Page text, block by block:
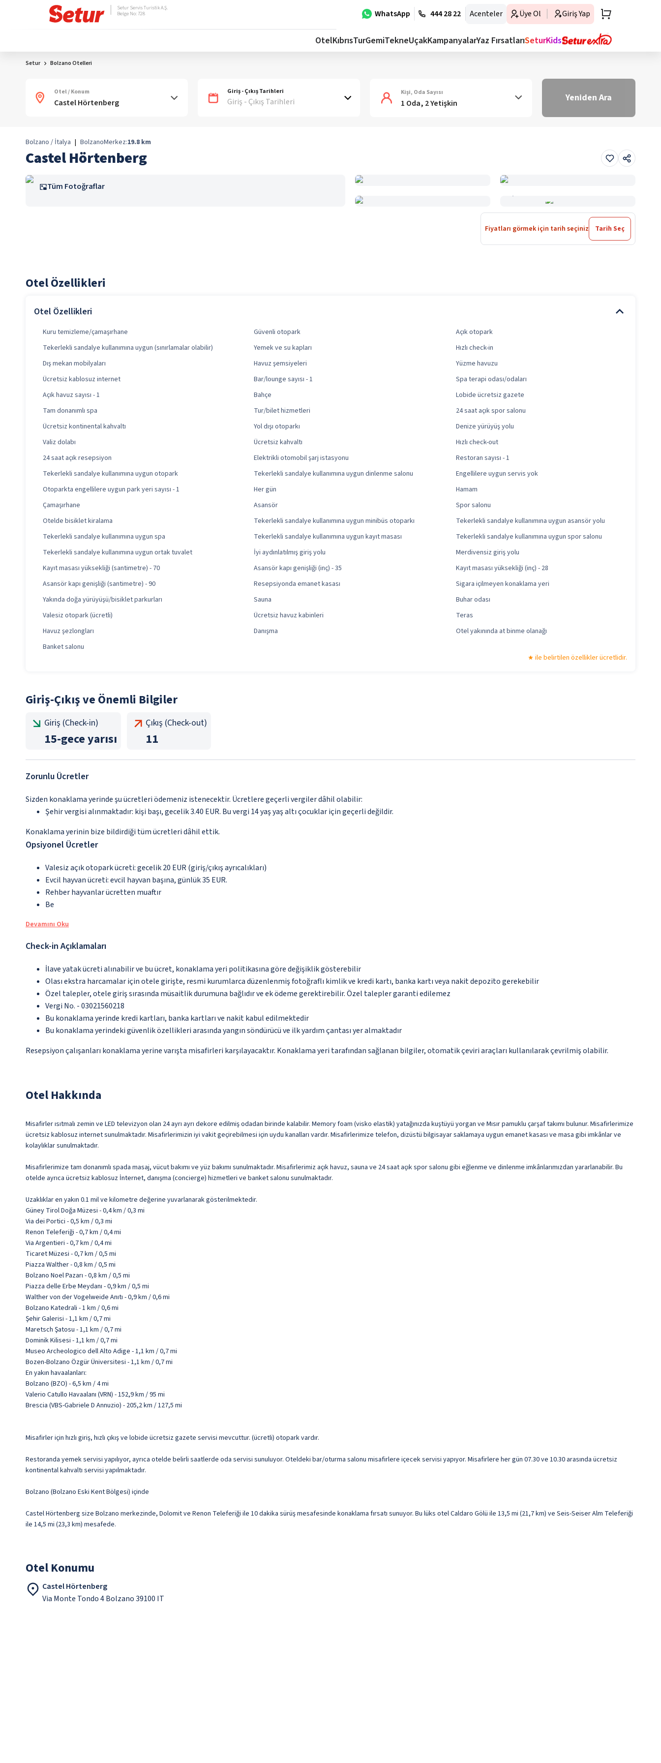
WhatsApp 444 28 22 Acenteler Üye Ol Giriş Yap
Setur Servis Turistik A.Ş.
Belge No: 728
OtelKıbrısTurGemiTekneUçakKampanyalarYaz FırsatlarıSeturKids
Setur Bolzano Otelleri
Otel / Konum Giriş - Çıkış Tarihleri
Giriş - Çıkış Tarihleri
Kişi, Oda Sayısı
1 Oda, 2 Yetişkin Yeniden Ara
Bolzano / İtalya | BolzanoMerkez:19.8 km
Castel Hörtenberg
Tüm Fotoğraflar
Fiyatları görmek için tarih seçiniz Tarih Seç
Otel Özellikleri
Otel Özellikleri
Kuru temizleme/çamaşırhane Güvenli otopark
Açık otopark
Tekerlekli sandalye kullanımına uygun (sınırlamalar olabilir)
Yemek ve su kapları
Hızlı check-in
Dış mekan mobilyaları
Havuz şemsiyeleri
Yüzme havuzu
Ücretsiz kablosuz internet
Bar/lounge sayısı - 1
Spa terapi odası/odaları
Açık havuz sayısı - 1
Bahçe
Lobide ücretsiz gazete
Tam donanımlı spa
Tur/bilet hizmetleri
24 saat açık spor salonu
Ücretsiz kontinental kahvaltı
Yol dışı otoparkı
Denize yürüyüş yolu
Valiz dolabı
Ücretsiz kahvaltı
Hızlı check-out
24 saat açık resepsiyon
Elektrikli otomobil şarj istasyonu
Restoran sayısı - 1
Tekerlekli sandalye kullanımına uygun otopark
Tekerlekli sandalye kullanımına uygun dinlenme salonu
Engellilere uygun servis yok
Otoparkta engellilere uygun park yeri sayısı - 1
Her gün
Hamam
Çamaşırhane
Asansör
Spor salonu
Otelde bisiklet kiralama
Tekerlekli sandalye kullanımına uygun minibüs otoparkı
Tekerlekli sandalye kullanımına uygun asansör yolu
Tekerlekli sandalye kullanımına uygun spa
Tekerlekli sandalye kullanımına uygun kayıt masası
Tekerlekli sandalye kullanımına uygun spor salonu
Tekerlekli sandalye kullanımına uygun ortak tuvalet
İyi aydınlatılmış giriş yolu
Merdivensiz giriş yolu
Kayıt masası yüksekliği (santimetre) - 70
Asansör kapı genişliği (inç) - 35
Kayıt masası yüksekliği (inç) - 28
Asansör kapı genişliği (santimetre) - 90
Resepsiyonda emanet kasası
Sigara içilmeyen konaklama yeri
Yakında doğa yürüyüşü/bisiklet parkurları
Sauna
Buhar odası
Valesiz otopark (ücretli)
Ücretsiz havuz kabinleri
Teras
Havuz şezlongları
Danışma
Otel yakınında at binme olanağı
Banket salonu
ile belirtilen özellikler ücretlidir.
Giriş-Çıkış ve Önemli Bilgiler
Giriş (Check-in)
15-gece yarısı
Çıkış (Check-out)
11
Zorunlu Ücretler
Sizden konaklama yerinde şu ücretleri ödemeniz istenecektir. Ücretlere geçerli vergiler dâhil olabilir:
Şehir vergisi alınmaktadır: kişi başı, gecelik 3.40 EUR. Bu vergi 14 yaş yaş altı çocuklar için geçerli değildir.
Konaklama yerinin bize bildirdiği tüm ücretleri dâhil ettik.
Opsiyonel Ücretler
Valesiz açık otopark ücreti: gecelik 20 EUR (giriş/çıkış ayrıcalıkları)
Evcil hayvan ücreti: evcil hayvan başına, günlük 35 EUR.
Rehber hayvanlar ücretten muaftır
Be
Devamını Oku
Check-in Açıklamaları
İlave yatak ücreti alınabilir ve bu ücret, konaklama yeri politikasına göre değişiklik gösterebilir
Olası ekstra harcamalar için otele girişte, resmi kurumlarca düzenlenmiş fotoğraflı kimlik ve kredi kartı, banka kartı veya nakit depozito gerekebilir
Özel talepler, otele giriş sırasında müsaitlik durumuna bağlıdır ve ek ödeme gerektirebilir. Özel talepler garanti edilemez
Vergi No. - 03021560218
Bu konaklama yerinde kredi kartları, banka kartları ve nakit kabul edilmektedir
Bu konaklama yerindeki güvenlik özellikleri arasında yangın söndürücü ve ilk yardım çantası yer almaktadır
Resepsiyon çalışanları konaklama yerine varışta misafirleri karşılayacaktır. Konaklama yeri tarafından sağlanan bilgiler, otomatik çeviri araçları kullanılarak çevrilmiş olabilir.
Otel Hakkında
Misafirler ısıtmalı zemin ve LED televizyon olan 24 ayrı ayrı dekore edilmiş odadan birinde kalabilir. Memory foam (visko elastik) yatağınızda kuştüyü yorgan ve Mısır pamuklu çarşaf takımı bulunur. Misafirlerimize
ücretsiz kablosuz internet sunulmaktadır. Misafirlerimizin iyi vakit geçirebilmesi için uydu kanalları vardır. Misafirlerimize telefon, dizüstü bilgisayar saklamaya uygun emanet kasası ve masa gibi imkânlar ve
kolaylıklar sunulmaktadır.
Misafirlerimize tam donanımlı spada masaj, vücut bakımı ve yüz bakımı sunulmaktadır. Misafirlerimiz açık havuz, sauna ve 24 saat açık spor salonu gibi eğlenme ve dinlenme imkânlarımızdan yararlanabilir. Bu
otelde ayrıca ücretsiz kablosuz İnternet, danışma (concierge) hizmetleri ve banket salonu sunulmaktadır.
Uzaklıklar en yakın 0.1 mil ve kilometre değerine yuvarlanarak gösterilmektedir.
Güney Tirol Doğa Müzesi - 0,4 km / 0,3 mi
Via dei Portici - 0,5 km / 0,3 mi
Renon Teleferiği - 0,7 km / 0,4 mi
Via Argentieri - 0,7 km / 0,4 mi
Ticaret Müzesi - 0,7 km / 0,5 mi
Piazza Walther - 0,8 km / 0,5 mi
Bolzano Noel Pazarı - 0,8 km / 0,5 mi
Piazza delle Erbe Meydanı - 0,9 km / 0,5 mi
Walther von der Vogelweide Anıtı - 0,9 km / 0,6 mi
Bolzano Katedrali - 1 km / 0,6 mi
Şehir Galerisi - 1,1 km / 0,7 mi
Maretsch Şatosu - 1,1 km / 0,7 mi
Dominik Kilisesi - 1,1 km / 0,7 mi
Museo Archeologico dell Alto Adige - 1,1 km / 0,7 mi
Bozen-Bolzano Özgür Üniversitesi - 1,1 km / 0,7 mi
En yakın havaalanları:
Bolzano (BZO) - 6,5 km / 4 mi
Valerio Catullo Havaalanı (VRN) - 152,9 km / 95 mi
Brescia (VBS-Gabriele D Annuzio) - 205,2 km / 127,5 mi
Misafirler için hızlı giriş, hızlı çıkış ve lobide ücretsiz gazete servisi mevcuttur. (ücretli) otopark vardır.
Restoranda yemek servisi yapılıyor, ayrıca otelde belirli saatlerde oda servisi sunuluyor. Oteldeki bar/oturma salonu misafirlere içecek servisi yapıyor. Misafirlere her gün 07.30 ve 10.30 arasında ücretsiz
kontinental kahvaltı servisi yapılmaktadır.
Bolzano (Bolzano Eski Kent Bölgesi) içinde
Castel Hörtenberg size Bolzano merkezinde, Dolomit ve Renon Teleferiği ile 10 dakika sürüş mesafesinde konaklama fırsatı sunuyor. Bu lüks otel Caldaro Gölü ile 13,5 mi (21,7 km) ve Seis-Seiser Alm Teleferiği
ile 14,5 mi (23,3 km) mesafede.
Otel Konumu
Castel Hörtenberg
Via Monte Tondo 4 Bolzano 39100 IT